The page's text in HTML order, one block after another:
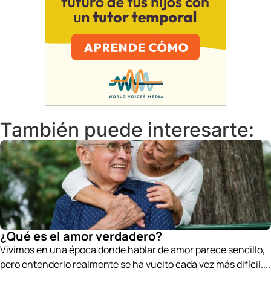
También puede interesarte:
¿Qué es el amor verdadero?
Vivimos en una época donde hablar de amor parece sencillo,
pero entenderlo realmente se ha vuelto cada vez más difícil....